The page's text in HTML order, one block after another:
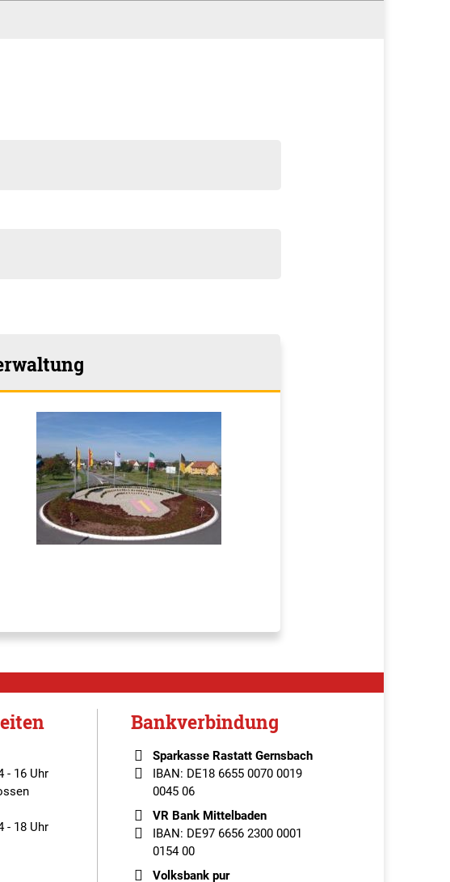
- 16 Uhr
- 18 Uhr
Bankverbindung
Sparkasse Rastatt Gernsbach
IBAN: DE18 6655 0070 0019
0045 06
VR Bank Mittelbaden
IBAN: DE97 6656 2300 0001
0154 00
Volksbank pur